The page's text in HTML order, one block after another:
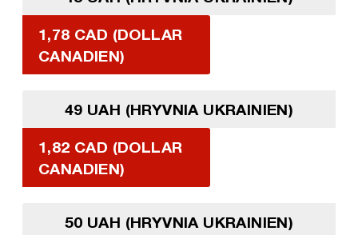
1,78 CAD (DOLLAR
CANADIEN)
49 UAH (HRYVNIA UKRAINIEN)
1,82 CAD (DOLLAR
CANADIEN)
50 UAH (HRYVNIA UKRAINIEN)